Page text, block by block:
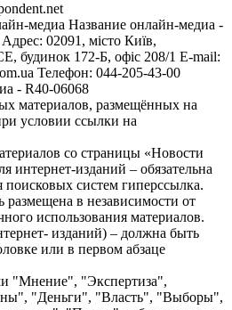
медиа Название онлайн-медиа -
02091, місто Київ,
172-Б, офіс 208/1 E-mail:
Телефон: 044-205-43-00
- R40-06068
материалов, размещённых на
условии ссылки на
со страницы «Новости
интернет-изданий – обязательна
поисковых систем гиперссылка.
в независимости от
использования материалов.
изданий) – должна быть
или в первом абзаце
"Мнение", "Экспертиза",
"Деньги", "Власть", "Выборы",